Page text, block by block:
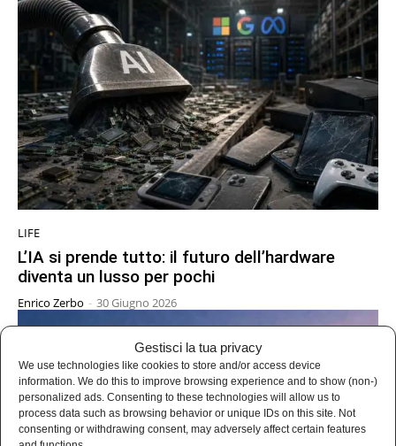
Gestisci la tua privacy
We use technologies like cookies to store and/or access device
information. We do this to improve browsing experience and to show (non-)
personalized ads. Consenting to these technologies will allow us to
process data such as browsing behavior or unique IDs on this site. Not
consenting or withdrawing consent, may adversely affect certain features
LIFE
L’IA si prende tutto: il futuro dell’hardware
diventa un lusso per pochi
Enrico Zerbo - 30 Giugno 2026